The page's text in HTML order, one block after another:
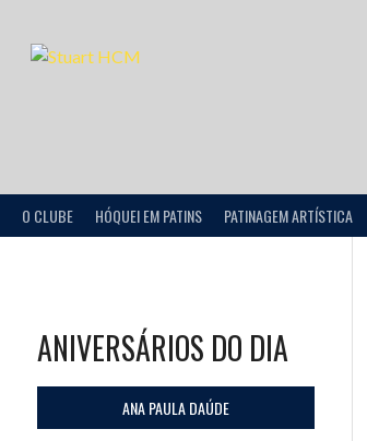
O CLUBE HÓQUEI EM PATINS PATINAGEM ARTÍSTICA
ANIVERSÁRIOS DO DIA
ANA PAULA DAÚDE